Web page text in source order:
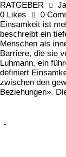
RATGEBER
0 Likes 0
Einsamkeit ist
beschreibt ein
Menschen als
Barriere, die sie
Luhmann, ein
definiert
zwischen den
Beziehungen».